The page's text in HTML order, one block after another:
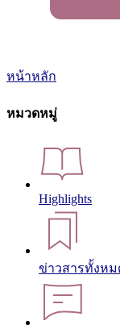
หน้าหลัก
หมวดหมู่
Highlights
ข่าวสารทั้งหม